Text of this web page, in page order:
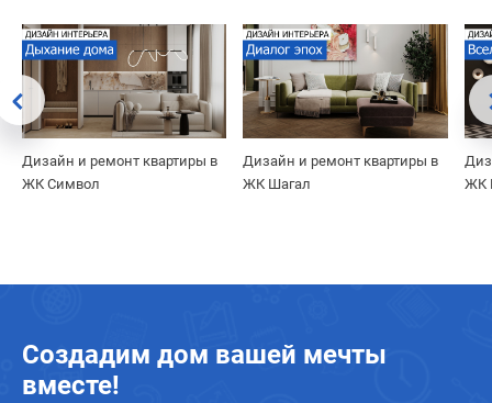
Дизайн и ремонт квартиры в
ЖК Символ
Дизайн и ремонт квартиры в
ЖК Шагал
ЖК
Создадим дом вашей мечты
вместе!